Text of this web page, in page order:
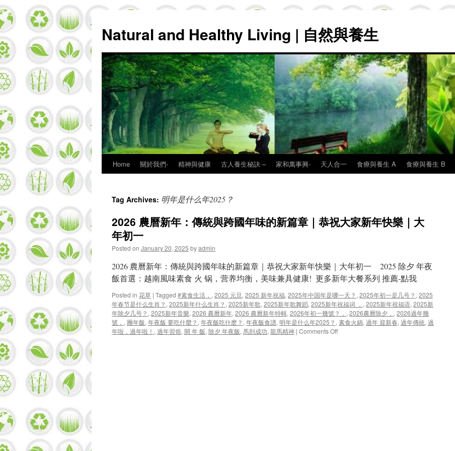
Natural and Healthy Living | 自然與養生
Skip
content
Home 關於我們- 精神與健康 古人養生秘訣 – 家和萬事興- 天人合一 食療與養生 A 食療與養生 B
Tag Archives: 明年是什么年2025？
2026 農曆新年：傳統與跨國年味的新篇章｜恭祝大家新年快樂｜大
年初一
Posted on January 20, 2025 byadmin
2026 農曆新年：傳統與跨國年味的新篇章｜恭祝大家新年快樂｜大年初一 2025 除夕 年夜
飯首選：越南風味素食 火 锅，营养均衡，美味兼具健康! 更多新年大餐系列 推薦-點我
Posted in 花草 | Tagged #素食生活， , 2025 元旦 , 2025 新年祝福, 2025年中国年是哪一天？ , 2025年初一是几号？ , 2025
年春节是什么生肖？ , 2025新年什么生肖？ , 2025新年歌, 2025新年歌舞蹈, 2025新年祝福词 ， , 2025新年祝福语, 2025新
年除夕几号？ , 2025新年音樂, 2026 農曆新年, 2026 農曆新年特輯, 2026年初一幾號？， , 2026農曆除夕， , 2026過年幾
號， , 團年飯, 年夜飯 要吃什麼？ , 年夜飯吃什麽？ , 年夜飯食譜, 明年是什么年2025？ , 素食火鍋, 過年 迎新春, 過年傳統, 過
年啦，過年啦！ , 過年習俗, 開 年 飯, 除夕 年夜飯, 馬到成功, 龍馬精神 | Comments Offon